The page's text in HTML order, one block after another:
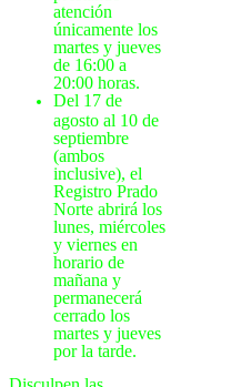
atención
únicamente los
martes y jueves
de 16:00 a
20:00 horas.
Del 17 de
agosto al 10 de
septiembre
(ambos
inclusive), el
Registro Prado
Norte abrirá los
lunes, miércoles
y viernes en
horario de
mañana y
permanecerá
cerrado los
martes y jueves
por la tarde.